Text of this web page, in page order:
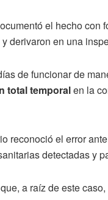
el hecho con
y derivaron en una
de funcionar de
total temporalen la
reconoció el error
detectadas y
a raíz de este